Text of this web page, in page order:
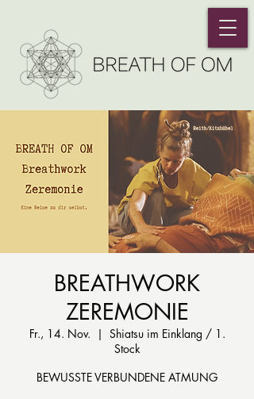
BREATHWORK
ZEREMONIE
Fr., 14. Nov.
  |
Shiatsu im Einklang / 1.
Stock
BEWUSSTE VERBUNDENE ATMUNG